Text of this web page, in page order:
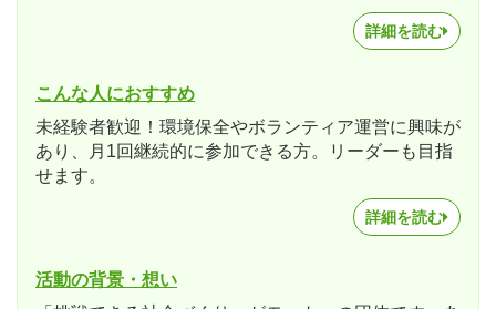
詳細を読む
こんな人におすすめ
未経験者歓迎！環境保全やボランティア運営に興味が
あり、月1回継続的に参加できる方。リーダーも目指
せます。
詳細を読む
活動の背景・想い